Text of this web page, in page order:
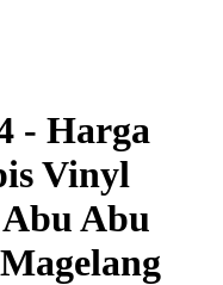
- Harga
Vinyl
Abu